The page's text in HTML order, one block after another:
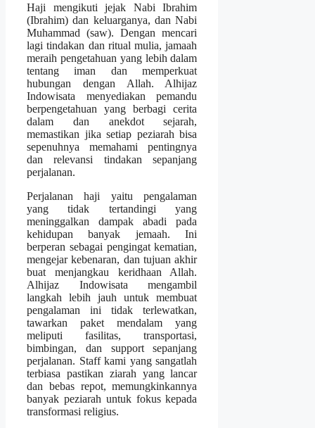
Haji mengikuti jejak Nabi Ibrahim
(Ibrahim) dan keluarganya, dan Nabi
Muhammad (saw). Dengan mencari
lagi tindakan dan ritual mulia, jamaah
meraih pengetahuan yang lebih dalam
tentang iman dan memperkuat
hubungan dengan Allah. Alhijaz
Indowisata menyediakan pemandu
berpengetahuan yang berbagi cerita
dalam dan anekdot sejarah,
memastikan jika setiap peziarah bisa
sepenuhnya memahami pentingnya
dan relevansi tindakan sepanjang
perjalanan.
Perjalanan haji yaitu pengalaman
yang tidak tertandingi yang
meninggalkan dampak abadi pada
kehidupan banyak jemaah. Ini
berperan sebagai pengingat kematian,
mengejar kebenaran, dan tujuan akhir
buat menjangkau keridhaan Allah.
Alhijaz Indowisata mengambil
langkah lebih jauh untuk membuat
pengalaman ini tidak terlewatkan,
tawarkan paket mendalam yang
meliputi fasilitas, transportasi,
bimbingan, dan support sepanjang
perjalanan. Staff kami yang sangatlah
terbiasa pastikan ziarah yang lancar
dan bebas repot, memungkinkannya
banyak peziarah untuk fokus kepada
transformasi religius.